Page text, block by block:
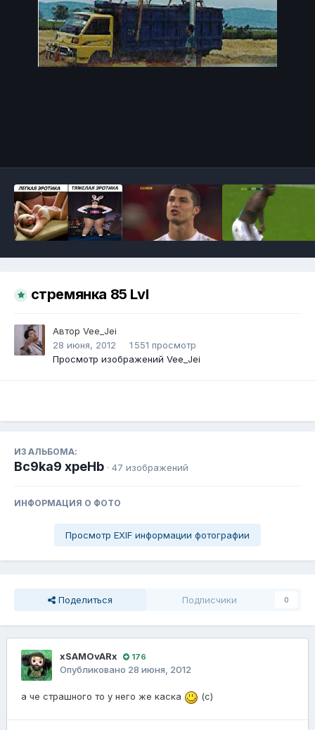
стремянка 85 Lvl
Автор Vee_Jei
28 июня, 2012
1 551 просмотр
Просмотр изображений Vee_Jei
ИЗ АЛЬБОМА:
Bc9ka9 xpeHb · 47 изображений
ИНФОРМАЦИЯ О ФОТО
Просмотр EXIF информации фотографии
Поделиться Подписчики 0
xSAMOvARx 176
Опубликовано 28 июня, 2012
а че страшного то у него же каска (с)